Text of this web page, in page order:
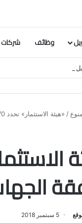
وظائف شركات
المدينة المنورة: حلول
منوع / «هيئة الاستثمار» تحدد 70 نشاطا تشترط موافقة الجهات المختصة لإصدار تراخيصها
5 سبتمبر 2018